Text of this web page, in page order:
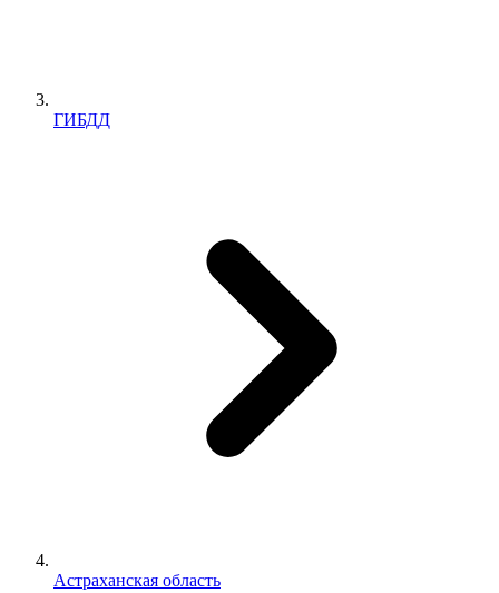
ГИБДД
Астраханская область